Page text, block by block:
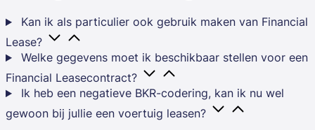
Kan ik als particulier ook gebruik maken van Financial
Lease?
Welke gegevens moet ik beschikbaar stellen voor een
Financial Leasecontract?
Ik heb een negatieve BKR-codering, kan ik nu wel
gewoon bij jullie een voertuig leasen?